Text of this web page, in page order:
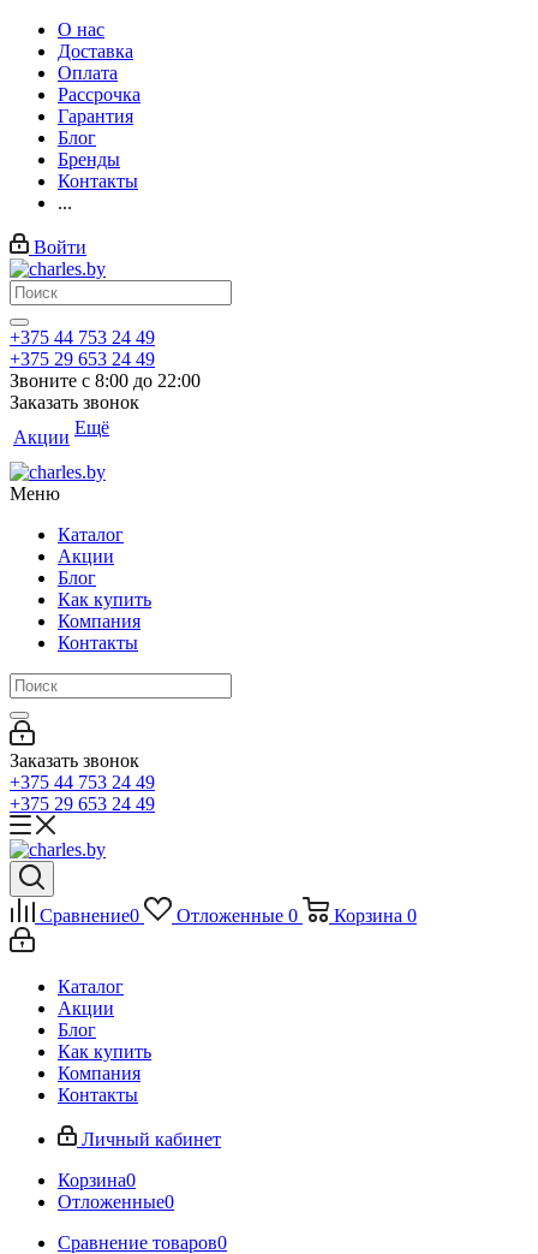
О нас
Доставка
Оплата
Рассрочка
Гарантия
Блог
Бренды
Контакты
...
Войти
+375 44 753 24 49
+375 29 653 24 49
Звоните с 8:00 до 22:00
Заказать звонок
Акции Ещё
Меню
Каталог
Акции
Блог
Как купить
Компания
Контакты
Заказать звонок
+375 44 753 24 49
+375 29 653 24 49
Сравнение0 Отложенные 0 Корзина 0
Каталог
Акции
Блог
Как купить
Компания
Контакты
Личный кабинет
Корзина0
Отложенные0
Сравнение товаров0